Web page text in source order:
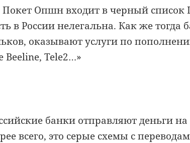
Покет Опшн входит в черный список
в России нелегальна. Как же тогда
оказывают услуги по
Beeline, Tele2…»
банки отправляют деньги на
всего, это серые схемы с